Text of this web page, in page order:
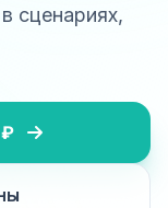
сценариях,